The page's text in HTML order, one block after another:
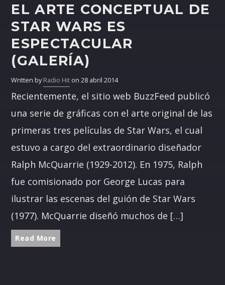
EL ARTE CONCEPTUAL DE
STAR WARS ES
ESPECTACULAR
(GALERÍA)
Written by Radio Hit on 28 abril 2014
Recientemente, el sitio web BuzzFeed publicó
una serie de gráficas con el arte original de las
primeras tres películas de Star Wars, el cual
estuvo a cargo del extraordinario diseñador
Ralph McQuarrie (1929-2012). En 1975, Ralph
fue comisionado por George Lucas para
ilustrar las escenas del guión de Star Wars
(1977). McQuarrie diseñó muchos de […]
Read More